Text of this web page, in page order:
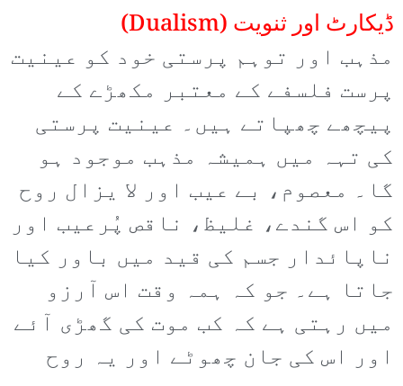
ڈیکارٹ اور ثنویت (Dualism)
مذہب اور توہم پرستی خود کو عینیت
پرست فلسفے کے معتبر مکھڑے کے
پیچھے چھپاتے ہیں۔ عینیت پرستی
کی تہہ میں ہمیشہ مذہب موجود ہو
گا۔ معصوم، بے عیب اور لا یزال روح
کو اس گندے، غلیظ، ناقص پُرعیب اور
ناپائدار جسم کی قید میں باور کیا
جاتا ہے۔ جو کہ ہمہ وقت اس آرزو
میں رہتی ہے کہ کب موت کی گھڑی آئے
اور اس کی جان چھوٹے اور یہ روح